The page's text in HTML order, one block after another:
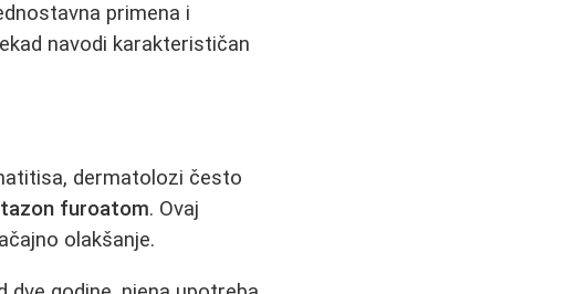
primena i
navodi karakterističan
dermatolozi često
furoatom. Ovaj
olakšanje.